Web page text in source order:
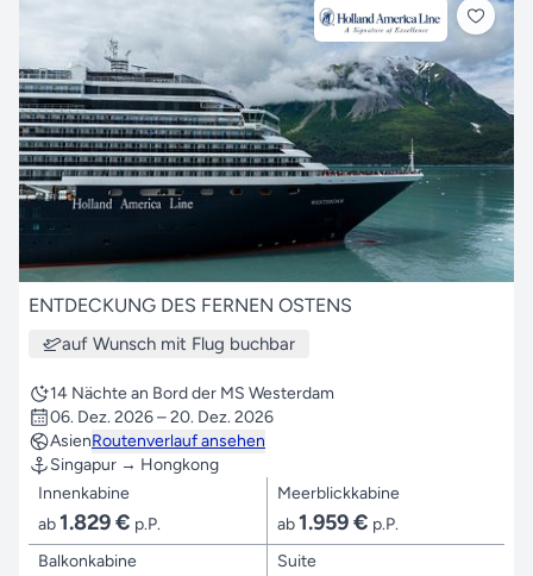
ENTDECKUNG DES FERNEN OSTENS
auf Wunsch mit Flug buchbar
14 Nächte an Bord der MS Westerdam
06. Dez. 2026 – 20. Dez. 2026
AsienRoutenverlauf ansehen
Singapur → Hongkong
Innenkabine
ab1.829 € p.P.
Meerblickkabine
ab1.959 € p.P.
Balkonkabine
Suite